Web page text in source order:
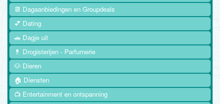
📆 Dagaanbiedingen en Groupdeals
💕 Dating
🚗 Dagje uit
💊 Drogisterijen - Parfumerie
🐶 Dieren
🏠 Diensten
📺 Entertainment en ontspanning